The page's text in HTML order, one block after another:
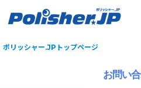
ポリッシャー.JPトップページ
お問い